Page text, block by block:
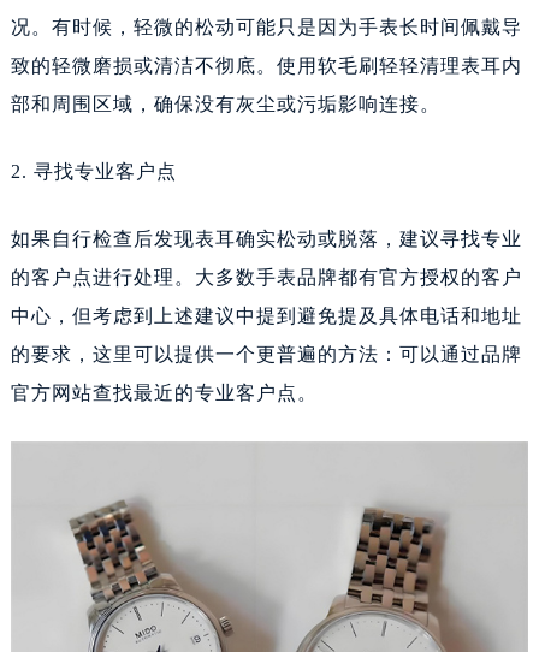
况。有时候，轻微的松动可能只是因为手表长时间佩戴导
致的轻微磨损或清洁不彻底。使用软毛刷轻轻清理表耳内
部和周围区域，确保没有灰尘或污垢影响连接。
2. 寻找专业客户点
如果自行检查后发现表耳确实松动或脱落，建议寻找专业
的客户点进行处理。大多数手表品牌都有官方授权的客户
中心，但考虑到上述建议中提到避免提及具体电话和地址
的要求，这里可以提供一个更普遍的方法：可以通过品牌
官方网站查找最近的专业客户点。